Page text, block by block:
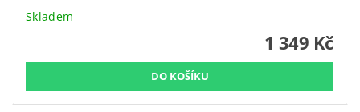
Skladem
1 349 Kč